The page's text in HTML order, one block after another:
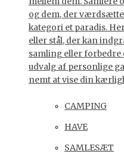
og dem, der
kategori et paradis.
eller stål, der kan
samling eller forbedre
udvalg af personlige
nemt at vise din
CAMPING
HAVE
SAMLESÆT